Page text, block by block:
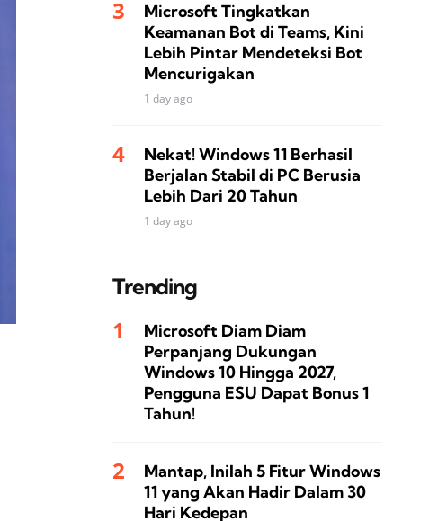
Microsoft Tingkatkan
Keamanan Bot di Teams, Kini
Lebih Pintar Mendeteksi Bot
Mencurigakan
1 day ago
Nekat! Windows 11 Berhasil
Berjalan Stabil di PC Berusia
Lebih Dari 20 Tahun
1 day ago
Trending
Microsoft Diam Diam
Perpanjang Dukungan
Windows 10 Hingga 2027,
Pengguna ESU Dapat Bonus 1
Tahun!
Mantap, Inilah 5 Fitur Windows
11 yang Akan Hadir Dalam 30
Hari Kedepan